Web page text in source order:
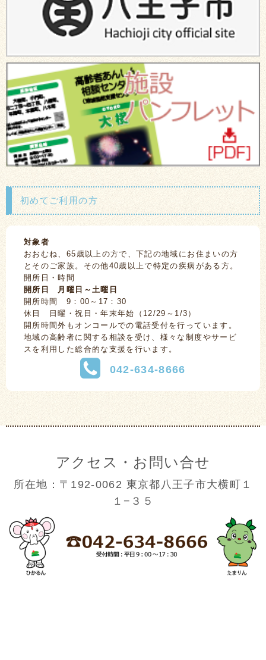
初めてご利用の方
対象者
おおむね、65歳以上の方で、下記の地域にお住まいの方
とそのご家族。その他40歳以上で特定の疾病がある方。
開所日・時間
開所日 月曜日～土曜日
開所時間 9：00～17：30
休日 日曜・祝日・年末年始（12/29～1/3）
開所時間外もオンコールでの電話受付を行っています。
地域の高齢者に関する相談を受け、様々な制度やサービ
スを利用した総合的な支援を行います。
042-634-8666
アクセス・お問い合せ
所在地：〒192-0062 東京都八王子市大横町１
１−３５